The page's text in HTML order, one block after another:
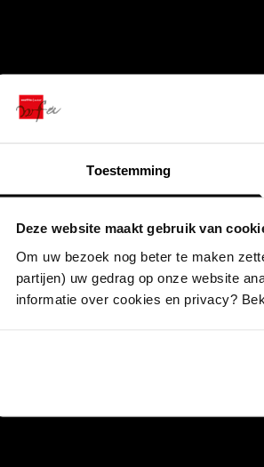
Toestemming
Deze website maakt gebruik van
Om uw bezoek nog beter te maken
partijen) uw gedrag op onze website
informatie over cookies en privacy?